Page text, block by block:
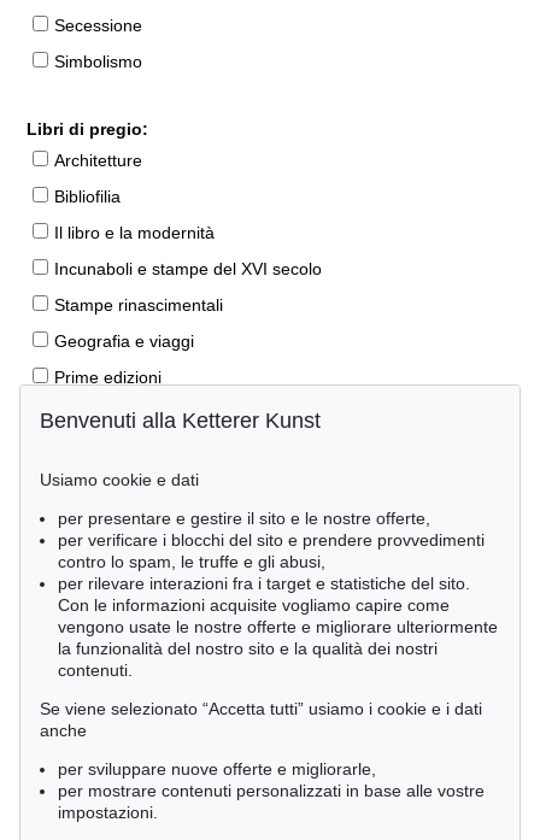
Secessione
Simbolismo
Libri di pregio:
Architetture
Bibliofilia
Il libro e la modernità
Incunaboli e stampe del XVI secolo
Stampe rinascimentali
Geografia e viaggi
Prime edizioni
Manoscritti antichi
Libri per bambini
Lifestyle
Pietre miliari delle scienze naturali
Letteratura classica
Economia e diritto
Meraviglie della natura
Cimelia
Ordine:
Benvenuti alla Ketterer Kunst
Usiamo cookie e dati
per presentare e gestire il sito e le nostre offerte,
per verificare i blocchi del sito e prendere provvedimenti
contro lo spam, le truffe e gli abusi,
per rilevare interazioni fra i target e statistiche del sito.
Con le informazioni acquisite vogliamo capire come
vengono usate le nostre offerte e migliorare ulteriormente
la funzionalità del nostro sito e la qualità dei nostri
contenuti.
Se viene selezionato “Accetta tutti” usiamo i cookie e i dati
anche
per sviluppare nuove offerte e migliorarle,
per mostrare contenuti personalizzati in base alle vostre
impostazioni.